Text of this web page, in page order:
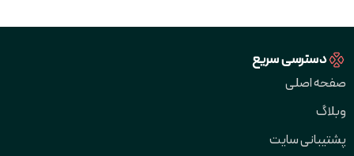
دسترسی سریع
صفحه اصلی
وبلاگ
پشتیبانی سایت